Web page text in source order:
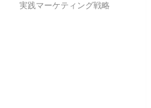
実践マーケティング戦略